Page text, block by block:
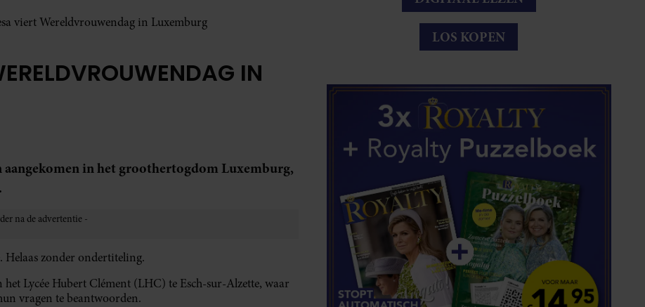
viert Wereldvrouwendag in Luxemburg
IN
aangekomen in het groothertogdom Luxemburg,
Helaas zonder ondertiteling.
het Lycée Hubert Clément (LHC) te Esch-sur-Alzette, waar
vragen te beantwoorden.
LOS KOPEN